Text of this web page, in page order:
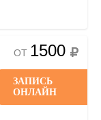
ОТ 1500
ЗАПИСЬ
ОНЛАЙН